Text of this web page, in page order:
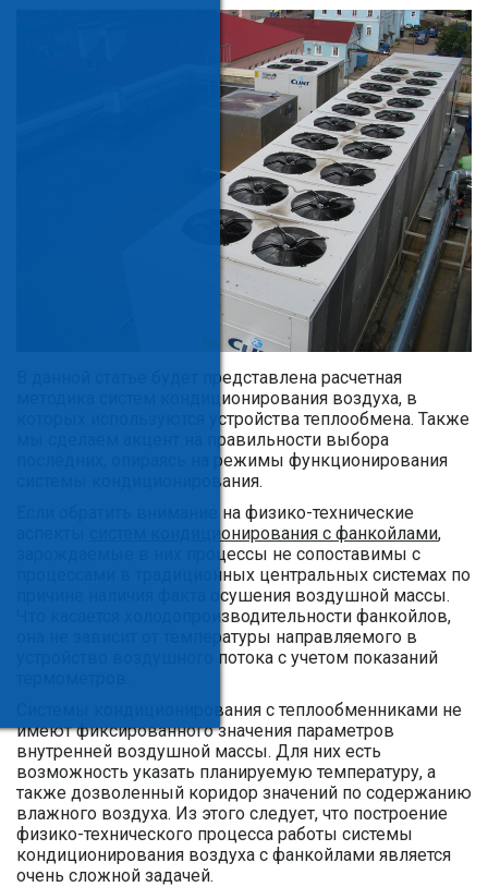
В данной статье будет представлена расчетная
методика систем кондиционирования воздуха, в
которых используются устройства теплообмена. Также
мы сделаем акцент на правильности выбора
последних, опираясь на режимы функционирования
системы кондиционирования.
Если обратить внимание на физико-технические
систем кондиционирования с фанкойлами,
зарождаемые в них процессы не сопоставимы с
процессами в традиционных центральных системах по
причине наличия факта осушения воздушной массы.
Что касается холодопроизводительности фанкойлов,
она не зависит от температуры направляемого в
устройство воздушного потока с учетом показаний
Системы кондиционирования с теплообменниками не
имеют фиксированного значения параметров
внутренней воздушной массы. Для них есть
возможность указать планируемую температуру, а
также дозволенный коридор значений по содержанию
влажного воздуха. Из этого следует, что построение
физико-технического процесса работы системы
кондиционирования воздуха с фанкойлами является
очень сложной задачей.